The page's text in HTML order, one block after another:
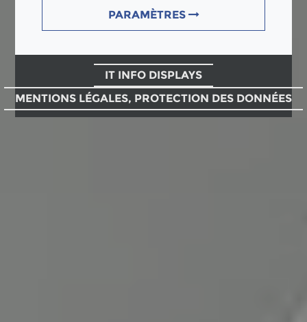
PARAMÈTRES
IT INFO DISPLAYS
MENTIONS LÉGALES, PROTECTION DES DONNÉES